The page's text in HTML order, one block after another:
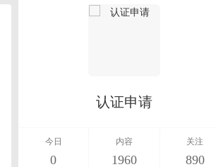
认证申请
今日
0
内容
1960
关注
890